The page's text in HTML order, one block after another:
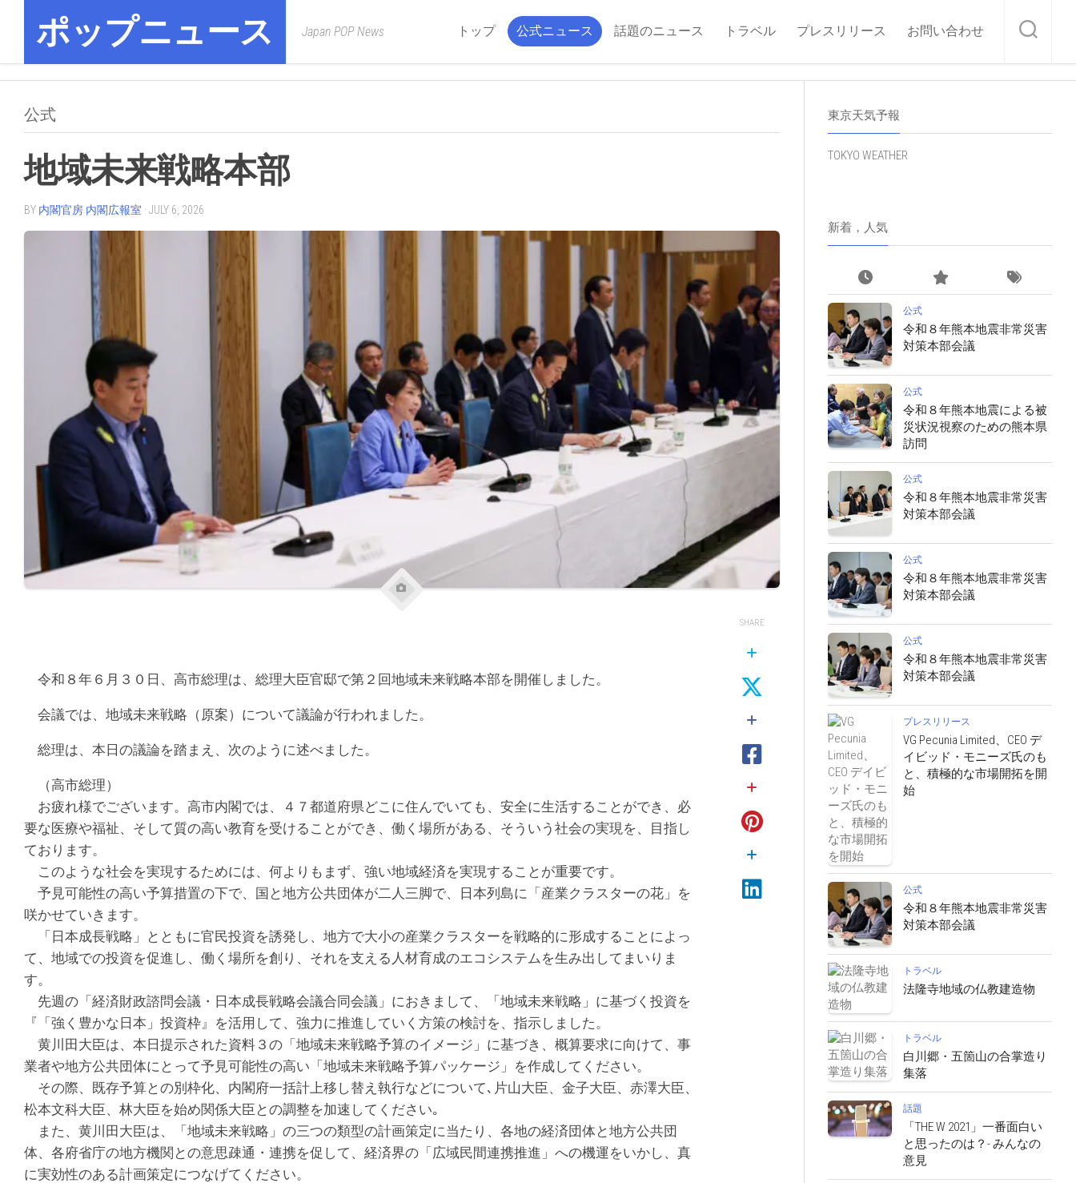
contentポップニュース Japan POP News トップ 公式ニュース 話題のニュース トラベル プレスリリース お問い合わせ
公式
地域未来戦略本部
BY 内閣官房 内閣広報室 · JULY 6, 2026
令和８年６月３０日、高市総理は、総理大臣官邸で第２回地域未来戦略本部を開催しました。
会議では、地域未来戦略（原案）について議論が行われました。
総理は、本日の議論を踏まえ、次のように述べました。
（高市総理）
お疲れ様でございます。高市内閣では、４７都道府県どこに住んでいても、安全に生活することができ、必
要な医療や福祉、そして質の高い教育を受けることができ、働く場所がある、そういう社会の実現を、目指し
ております。
このような社会を実現するためには、何よりもまず、強い地域経済を実現することが重要です。
予見可能性の高い予算措置の下で、国と地方公共団体が二人三脚で、日本列島に「産業クラスターの花」を
咲かせていきます。
「日本成長戦略」とともに官民投資を誘発し、地方で大小の産業クラスターを戦略的に形成することによっ
て、地域での投資を促進し、働く場所を創り、それを支える人材育成のエコシステムを生み出してまいりま
す。
先週の「経済財政諮問会議・日本成長戦略会議合同会議」におきまして、「地域未来戦略」に基づく投資を
『「強く豊かな日本」投資枠』を活用して、強力に推進していく方策の検討を、指示しました。
黄川田大臣は、本日提示された資料３の「地域未来戦略予算のイメージ」に基づき、概算要求に向けて、事
業者や地方公共団体にとって予見可能性の高い「地域未来戦略予算パッケージ」を作成してください。
その際、既存予算との別枠化、内閣府一括計上移し替え執行などについて､片山大臣、金子大臣、赤澤大臣、
松本文科大臣、林大臣を始め関係大臣との調整を加速してください｡
また、黄川田大臣は、「地域未来戦略」の三つの類型の計画策定に当たり、各地の経済団体と地方公共団
体、各府省庁の地方機関との意思疎通・連携を促して、経済界の「広域民間連携推進」への機運をいかし、真
に実効性のある計画策定につなげてください。
SHARE
東京天気予報
TOKYO WEATHER
新着，人気
公式
令和８年熊本地震非常災害
対策本部会議
公式
令和８年熊本地震による被
災状況視察のための熊本県
訪問
公式
令和８年熊本地震非常災害
対策本部会議
公式
令和８年熊本地震非常災害
対策本部会議
公式
令和８年熊本地震非常災害
対策本部会議
プレスリリース
VG Pecunia Limited、CEO デ
イビッド・モニーズ氏のも
と、積極的な市場開拓を開
始
公式
令和８年熊本地震非常災害
対策本部会議
トラベル
法隆寺地域の仏教建造物
トラベル
白川郷・五箇山の合掌造り
集落
話題
「THE W 2021」一番面白い
と思ったのは？- みんなの
意見